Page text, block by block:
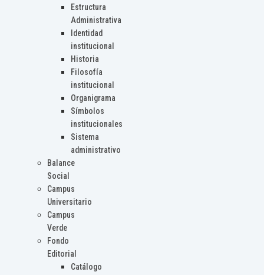
Estructura
Administrativa
Identidad
institucional
Historia
Filosofía
institucional
Organigrama
Símbolos
institucionales
Sistema
administrativo
Balance
Social
Campus
Universitario
Campus
Verde
Fondo
Editorial
Catálogo